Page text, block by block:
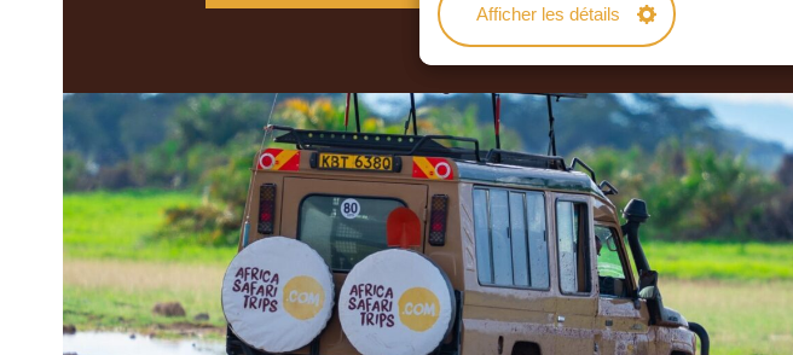
Afficher les détails